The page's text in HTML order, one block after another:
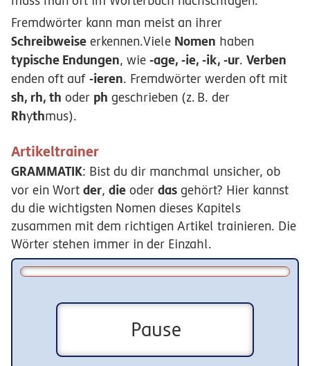
Fremdwörter kann man meist an ihrer
Schreibweise erkennen.Viele Nomen haben
typische Endungen, wie -age, -ie, -ik, -ur. Verben
enden oft auf -ieren. Fremdwörter werden oft mit
sh, rh, th oder ph geschrieben (z. B. der
Rhythmus).
Artikeltrainer
GRAMMATIK: Bist du dir manchmal unsicher, ob
vor ein Wort der, die oder das gehört? Hier kannst
du die wichtigsten Nomen dieses Kapitels
zusammen mit dem richtigen Artikel trainieren. Die
Wörter stehen immer in der Einzahl.
Pause